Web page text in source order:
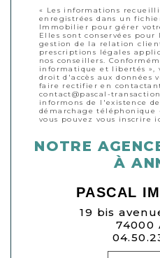
« Les informations
enregistrées dans un
Immobilier pour gérer
Elles sont conservées pour
gestion de la relation
prescriptions légales
nos conseillers.
informatique et libertés »,
droit d'accès aux données
faire rectifier en
contact@pascal-
informons de l'existence
démarchage téléphonique
vous pouvez vous inscrire
NOTRE
À
PASCAL
19 bis
74000